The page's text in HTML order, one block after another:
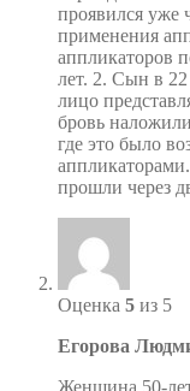
проявился уже
применения
аппликаторов
лет. 2. Сын в 22
лицо
бровь
где это было
прошли через
Оценка 5 из 5
Егорова